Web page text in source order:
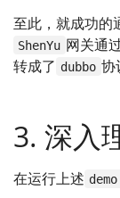
至此，就成功的
ShenYu 网关通
转成了 dubbo 协
3. 深入
在运行上述 demo